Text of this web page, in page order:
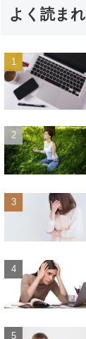
よく読ま